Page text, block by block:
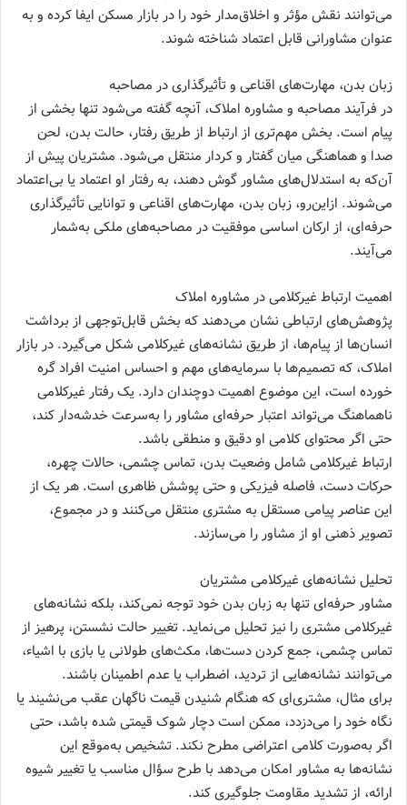
می‌توانند نقش مؤثر و اخلاق‌مدار خود را در بازار مسکن ایفا کرده و به
عنوان مشاورانی قابل اعتماد شناخته شوند.
زبان بدن، مهارت‌های اقناعی و تأثیرگذاری در مصاحبه
در فرآیند مصاحبه و مشاوره املاک، آنچه گفته می‌شود تنها بخشی از
پیام است. بخش مهم‌تری از ارتباط از طریق رفتار، حالت بدن، لحن
صدا و هماهنگی میان گفتار و کردار منتقل می‌شود. مشتریان پیش از
آن‌که به استدلال‌های مشاور گوش دهند، به رفتار او اعتماد یا بی‌اعتماد
می‌شوند. ازاین‌رو، زبان بدن، مهارت‌های اقناعی و توانایی تأثیرگذاری
حرفه‌ای، از ارکان اساسی موفقیت در مصاحبه‌های ملکی به‌شمار
می‌آیند.
اهمیت ارتباط غیرکلامی در مشاوره املاک
پژوهش‌های ارتباطی نشان می‌دهند که بخش قابل‌توجهی از برداشت
انسان‌ها از پیام‌ها، از طریق نشانه‌های غیرکلامی شکل می‌گیرد. در بازار
املاک، که تصمیم‌ها با سرمایه‌های مهم و احساس امنیت افراد گره
خورده است، این موضوع اهمیت دوچندان دارد. یک رفتار غیرکلامی
ناهماهنگ می‌تواند اعتبار حرفه‌ای مشاور را به‌سرعت خدشه‌دار کند،
حتی اگر محتوای کلامی او دقیق و منطقی باشد.
ارتباط غیرکلامی شامل وضعیت بدن، تماس چشمی، حالات چهره،
حرکات دست، فاصله فیزیکی و حتی پوشش ظاهری است. هر یک از
این عناصر پیامی مستقل به مشتری منتقل می‌کنند و در مجموع،
تصویر ذهنی او از مشاور را می‌سازند.
تحلیل نشانه‌های غیرکلامی مشتریان
مشاور حرفه‌ای تنها به زبان بدن خود توجه نمی‌کند، بلکه نشانه‌های
غیرکلامی مشتری را نیز تحلیل می‌نماید. تغییر حالت نشستن، پرهیز از
تماس چشمی، جمع کردن دست‌ها، مکث‌های طولانی یا بازی با اشیاء،
می‌توانند نشانه‌هایی از تردید، اضطراب یا عدم اطمینان باشند.
برای مثال، مشتری‌ای که هنگام شنیدن قیمت ناگهان عقب می‌نشیند یا
نگاه خود را می‌دزدد، ممکن است دچار شوک قیمتی شده باشد، حتی
اگر به‌صورت کلامی اعتراضی مطرح نکند. تشخیص به‌موقع این
نشانه‌ها به مشاور امکان می‌دهد با طرح سؤال مناسب یا تغییر شیوه
ارائه، از تشدید مقاومت جلوگیری کند.